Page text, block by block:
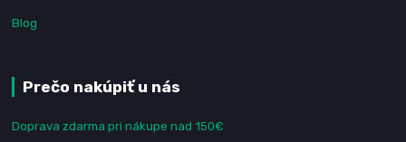
Blog
Prečo nakúpiť u nás
Doprava zdarma pri nákupe nad 150€